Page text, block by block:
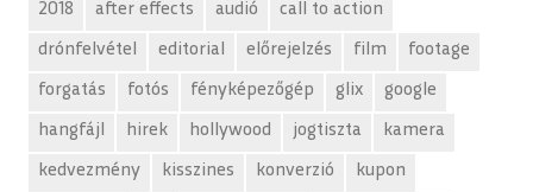
2018 after effects audió call to action
drónfelvétel editorial előrejelzés film footage
forgatás fotós fényképezőgép glix google
hangfájl hirek hollywood jogtiszta kamera
kedvezmény kisszines konverzió kupon